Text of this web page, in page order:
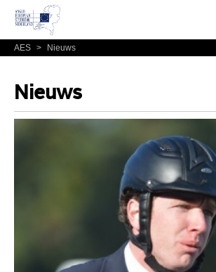
AES > Nieuws
Nieuws